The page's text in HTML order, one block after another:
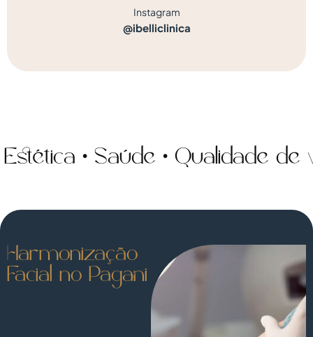
Instagram
@ibelliclinica
• Saúde • Qualidade de
Harmonização
Facial no Pagani